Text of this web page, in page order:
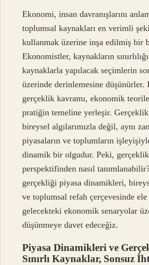
Ekonomi, insan davranışlarını
toplumsal kaynakları en verimli
kullanmak üzerine inşa edilmiş bir
Ekonomistler, kaynakların
kaynaklarla yapılacak seçimlerin
üzerinde derinlemesine düşünürler.
gerçeklik kavramı, ekonomik
pratiğin temeline yerleşir.
bireysel algılarımızla değil, aynı
piyasaların ve toplumların
dinamik bir olgudur. Peki,
perspektifinden nasıl
gerçekliği piyasa dinamikleri,
ve toplumsal refah çerçevesinde
gelecekteki ekonomik senaryolar
düşünmeye davet edeceğiz.
Piyasa Dinamikleri ve
Sınırlı Kaynaklar, Sonsuz